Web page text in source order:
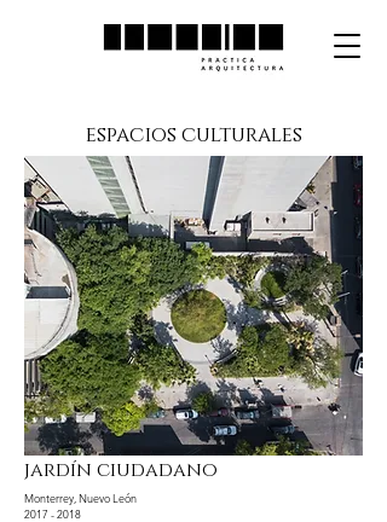
espacios culturales
jardín ciudadano
Monterrey, Nuevo León
2017 - 2018